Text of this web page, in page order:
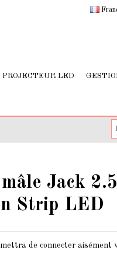
PROJECTEUR LED
Jack
Strip LED
de connecter aisément